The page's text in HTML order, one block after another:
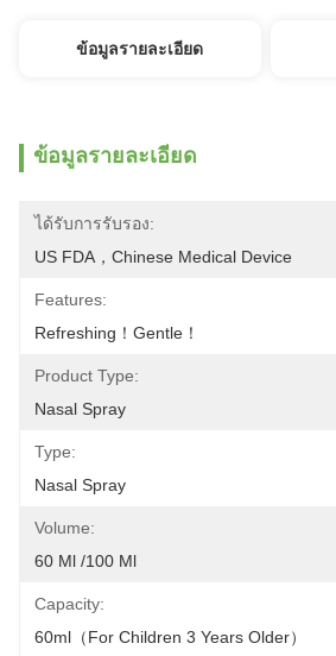
ข้อมูลรายละเอียด
ข้อมูลรายละเอียด
ได้รับการรับรอง:
US FDA，Chinese Medical Device
Features:
Refreshing！Gentle！
Product Type:
Nasal Spray
Type:
Nasal Spray
Volume:
60 Ml /100 Ml
Capacity:
60ml（For Children 3 Years Older）